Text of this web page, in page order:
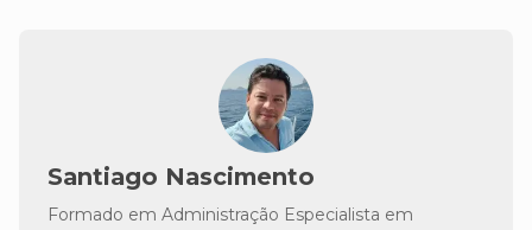
Santiago Nascimento
Formado em Administração Especialista em